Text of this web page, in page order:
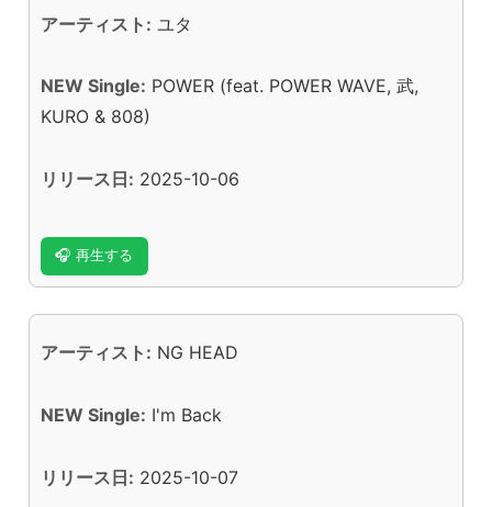
アーティスト: ユタ
NEW Single: POWER (feat. POWER WAVE, 武,
KURO & 808)
リリース日: 2025-10-06
🎧 再生する
アーティスト: NG HEAD
NEW Single: I'm Back
リリース日: 2025-10-07